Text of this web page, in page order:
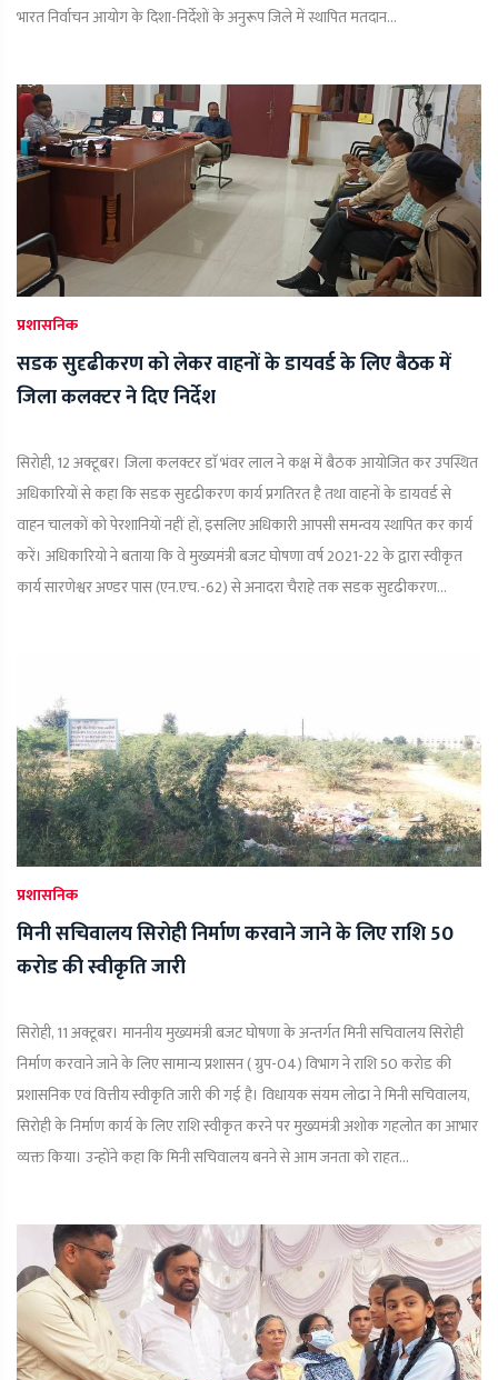
भारत निर्वाचन आयोग के दिशा-निर्देशों के अनुरूप जिले में स्थापित मतदान...
प्रशासनिक
सडक सुदृढीकरण को लेकर वाहनों के डायवर्ड के लिए बैठक में
जिला कलक्टर ने दिए निर्देश
सिरोही, 12 अक्टूबर। जिला कलक्टर डाॅ भंवर लाल ने कक्ष में बैठक आयोजित कर उपस्थित
अधिकारियों से कहा कि सडक सुदृढीकरण कार्य प्रगतिरत है तथा वाहनों के डायवर्ड से
वाहन चालकों को पेरशानियों नहीं हों, इसलिए अधिकारी आपसी समन्वय स्थापित कर कार्य
करें। अधिकारियो ने बताया कि वे मुख्यमंत्री बजट घोषणा वर्ष 2021-22 के द्वारा स्वीकृत
कार्य सारणेश्वर अण्डर पास (एन.एच.-62) से अनादरा चैराहे तक सडक सुदृढीकरण...
प्रशासनिक
मिनी सचिवालय सिरोही निर्माण करवाने जाने के लिए राशि 50
करोड की स्वीकृति जारी
सिरोही, 11 अक्टूबर। माननीय मुख्यमंत्री बजट घोषणा के अन्तर्गत मिनी सचिवालय सिरोही
निर्माण करवाने जाने के लिए सामान्य प्रशासन ( ग्रुप-04) विभाग ने राशि 50 करोड की
प्रशासनिक एवं वित्तीय स्वीकृति जारी की गई है। विधायक संयम लोढा ने मिनी सचिवालय,
सिरोही के निर्माण कार्य के लिए राशि स्वीकृत करने पर मुख्यमंत्री अशोक गहलोत का आभार
व्यक्त किया। उन्होंने कहा कि मिनी सचिवालय बनने से आम जनता को राहत...